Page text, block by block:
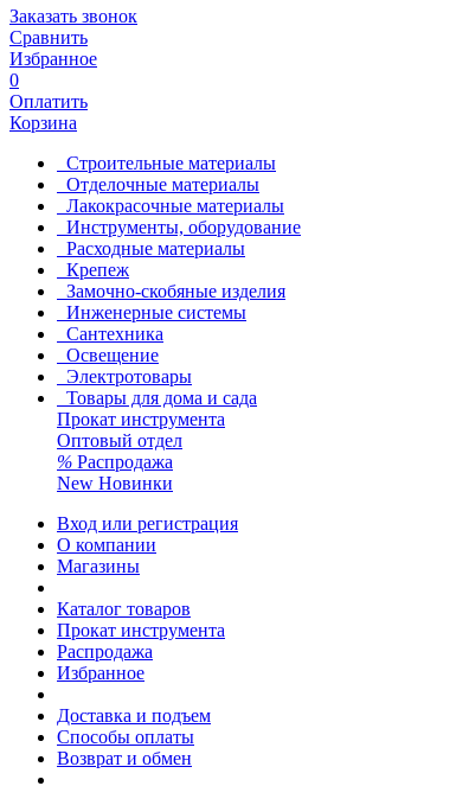
Заказать звонок
Сравнить
Избранное
0
Оплатить
Корзина
Строительные материалы
Отделочные материалы
Лакокрасочные материалы
Инструменты, оборудование
Расходные материалы
Крепеж
Замочно-скобяные изделия
Инженерные системы
Сантехника
Освещение
Электротовары
Товары для дома и сада
Прокат инструмента
Оптовый отдел
% Распродажа
New Новинки
Вход или регистрация
О компании
Магазины
Каталог товаров
Прокат инструмента
Распродажа
Избранное
Доставка и подъем
Способы оплаты
Возврат и обмен